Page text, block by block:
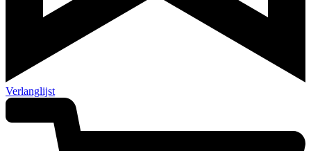
Verlanglijst